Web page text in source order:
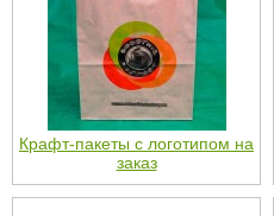
Крафт-пакеты с логотипом на
заказ